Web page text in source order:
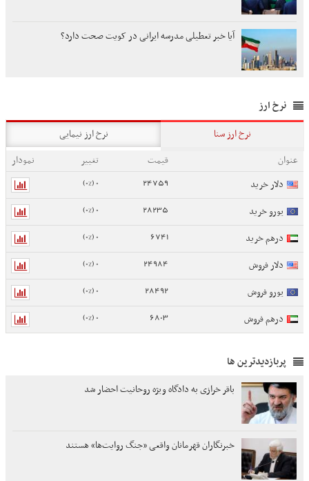
آیا خبر تعطیلی مدرسه ایرانی در کویت صحت دارد؟
نرخ ارز
نرخ ارز سنا
نرخ ارز نیمایی
عنوان
قیمت تغییر
نمودار
دلار خرید
24759
0 (0%)
یورو خرید 28235
0 (0%)
درهم خرید 6741
0 (0%)
دلار فروش 24984
0 (0%)
یورو فروش 28492
0 (0%)
درهم فروش 6803
0 (0%)
پربازدیدترین ها
باقر خرازی به دادگاه ویژه روحانیت احضار شد
خبرنگاران قهرمانان واقعی «جنگ روایت‌ها» هستند